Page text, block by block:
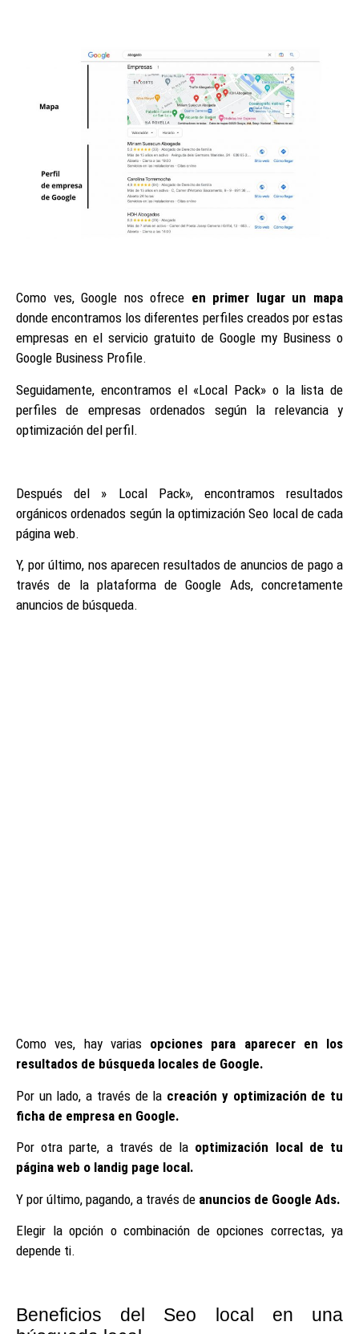
Como ves, Google nos ofrece en primer lugar un mapa
donde encontramos los diferentes perfiles creados por estas
empresas en el servicio gratuito de Google my Business o
Google Business Profile.
Seguidamente, encontramos el «Local Pack» o la lista de
perfiles de empresas ordenados según la relevancia y
optimización del perfil.
Después del » Local Pack», encontramos resultados
orgánicos ordenados según la optimización Seo local de cada
página web.
Y, por último, nos aparecen resultados de anuncios de pago a
través de la plataforma de Google Ads, concretamente
anuncios de búsqueda.
Como ves, hay varias opciones para aparecer en los
resultados de búsqueda locales de Google.
Por un lado, a través de la creación y optimización de tu
ficha de empresa en Google.
Por otra parte, a través de la optimización local de tu
página web o landig page local.
Y por último, pagando, a través de anuncios de Google Ads.
Elegir la opción o combinación de opciones correctas, ya
depende ti.
Beneficios del Seo local en una